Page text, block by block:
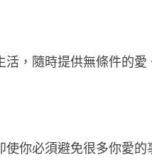
，隨時提供無條件的愛
你必須避免很多你愛